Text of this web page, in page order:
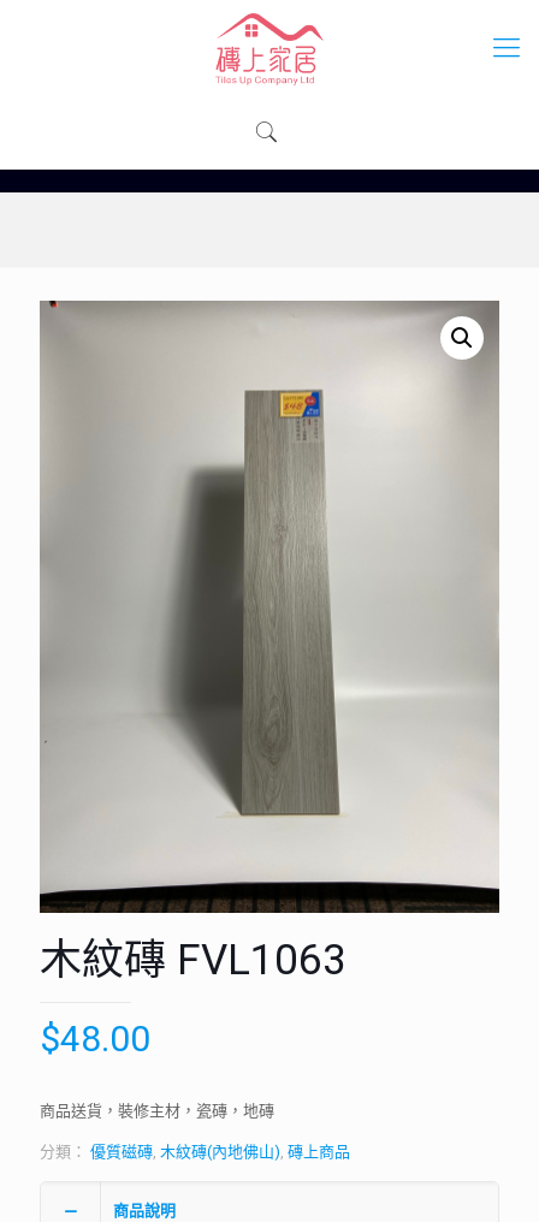
木紋磚 FVL1063
$48.00
商品送貨，裝修主材，瓷磚，地磚
分類： 優質磁磚, 木紋磚(內地佛山), 磚上商品
商品說明